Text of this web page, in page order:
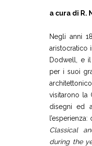
a cura di R.
Negli anni
aristocratico
Dodwell, e
per i suoi
visitarono la
disegni ed
Classical
during the